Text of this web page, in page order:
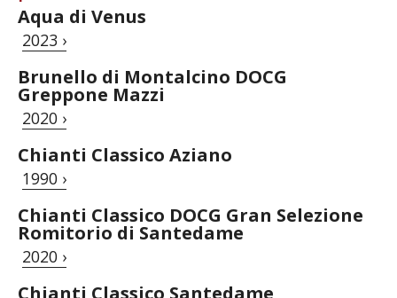
Aqua di Venus
2023 ›
Brunello di Montalcino DOCG
Greppone Mazzi
2020 ›
Chianti Classico Aziano
1990 ›
Chianti Classico DOCG Gran Selezione
Romitorio di Santedame
2020 ›